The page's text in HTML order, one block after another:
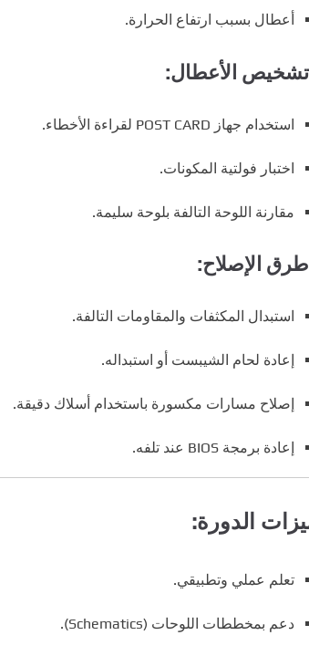
أعطال بسبب ارتفاع الحرارة.
تشخيص الأعطال:
استخدام جهاز POST CARD لقراءة الأخطاء.
اختبار فولتية المكونات.
مقارنة اللوحة التالفة بلوحة سليمة.
طرق الإصلاح:
استبدال المكثفات والمقاومات التالفة.
إعادة لحام الشيبست أو استبداله.
إصلاح مسارات مكسورة باستخدام أسلاك دقيقة.
إعادة برمجة BIOS عند تلفه.
الدورة:
تعلم عملي وتطبيقي.
دعم بمخططات اللوحات (Schematics).